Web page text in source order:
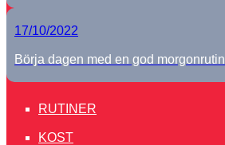
17/10/2022
Börja dagen med en god morgonrutin
RUTINER
KOST